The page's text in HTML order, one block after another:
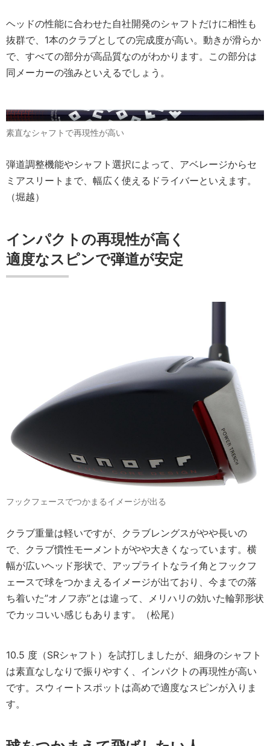
ヘッドの性能に合わせた自社開発のシャフトだけに相性も
抜群で、1本のクラブとしての完成度が高い。動きが滑らか
で、すべての部分が高品質なのがわかります。この部分は
同メーカーの強みといえるでしょう。
素直なシャフトで再現性が高い
弾道調整機能やシャフト選択によって、アベレージからセ
ミアスリートまで、幅広く使えるドライバーといえます。
（堀越）
インパクトの再現性が高く
適度なスピンで弾道が安定
フックフェースでつかまるイメージが出る
クラブ重量は軽いですが、クラブレングスがやや長いの
で、クラブ慣性モーメントがやや大きくなっています。横
幅が広いヘッド形状で、アップライトなライ角とフックフ
ェースで球をつかまえるイメージが出ており、今までの落
ち着いた”オノフ赤”とは違って、メリハリの効いた輪郭形状
でカッコいい感じもあります。（松尾）
10.5 度（SRシャフト）を試打しましたが、細身のシャフト
は素直なしなりで振りやすく、インパクトの再現性が高い
です。スウィートスポットは高めで適度なスピンが入りま
す。